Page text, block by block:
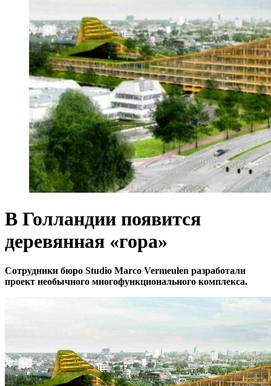
В Голландии появится
деревянная «гора»
Сотрудники бюро Studio Marco Vermeulen разработали
проект необычного многофункционального комплекса.